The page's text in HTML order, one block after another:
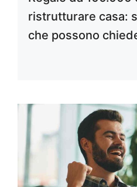
ristrutturare casa:
che possono